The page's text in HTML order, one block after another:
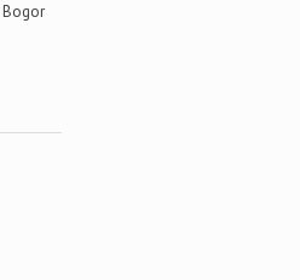
Bogor